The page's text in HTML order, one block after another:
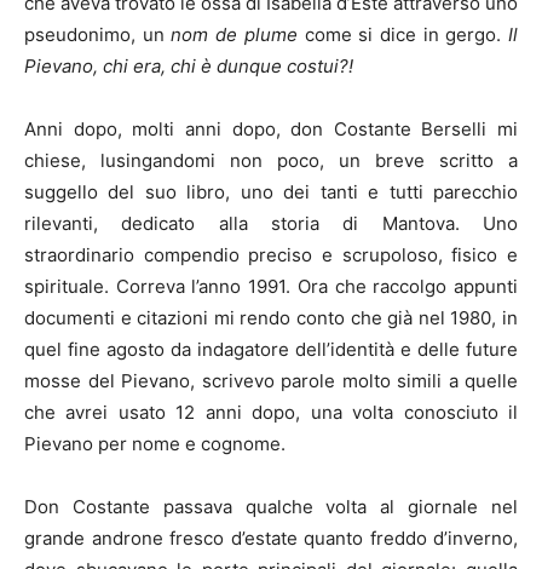
pseudonimo, unnom de plume come si dice in gergo.Il
Pievano, chi era, chi è dunque costui?!
Anni dopo, molti anni dopo, don Costante Berselli mi
chiese, lusingandomi non poco, un breve scritto a
suggello del suo libro, uno dei tanti e tutti parecchio
rilevanti, dedicato alla storia di Mantova. Uno
straordinario compendio preciso e scrupoloso, fisico e
spirituale. Correva l’anno 1991. Ora che raccolgo appunti
documenti e citazioni mi rendo conto che già nel 1980, in
quel fine agosto da indagatore dell’identità e delle future
mosse del Pievano, scrivevo parole molto simili a quelle
che avrei usato 12 anni dopo, una volta conosciuto il
Pievano per nome e cognome.
Don Costante passava qualche volta al giornale nel
grande androne fresco d’estate quanto freddo d’inverno,